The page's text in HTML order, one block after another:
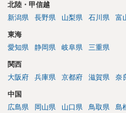
北陸・甲信越
新潟県
長野県 山梨県 石川県 富
東海
愛知県
静岡県 岐阜県 三重県
関西
大阪府
兵庫県 京都府 滋賀県 奈
中国
広島県
岡山県 山口県 鳥取県 島